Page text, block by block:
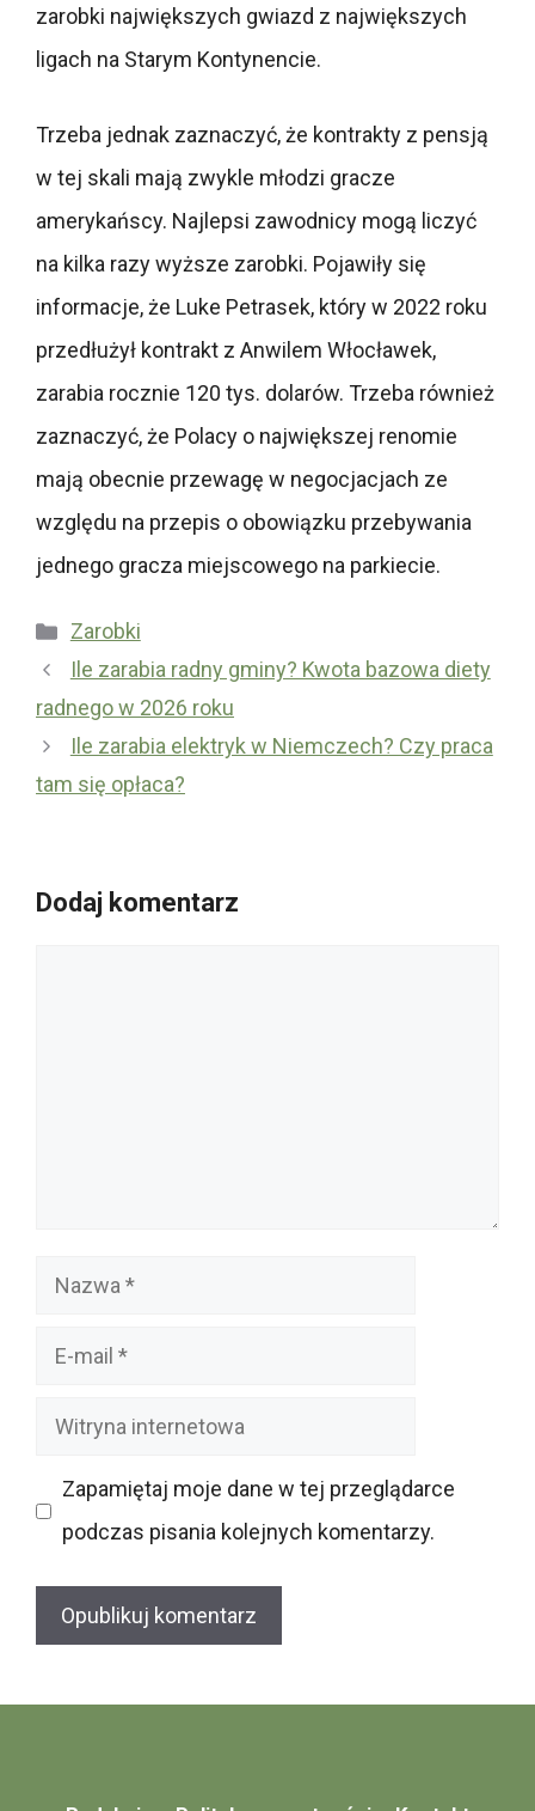
zarobki największych gwiazd z największych
ligach na Starym Kontynencie.
Trzeba jednak zaznaczyć, że kontrakty z pensją
w tej skali mają zwykle młodzi gracze
amerykańscy. Najlepsi zawodnicy mogą liczyć
na kilka razy wyższe zarobki. Pojawiły się
informacje, że Luke Petrasek, który w 2022 roku
przedłużył kontrakt z Anwilem Włocławek,
zarabia rocznie 120 tys. dolarów. Trzeba również
zaznaczyć, że Polacy o największej renomie
mają obecnie przewagę w negocjacjach ze
względu na przepis o obowiązku przebywania
jednego gracza miejscowego na parkiecie.
Kategorie
Zarobki
Ile zarabia radny gminy? Kwota bazowa diety
radnego w 2026 roku
Ile zarabia elektryk w Niemczech? Czy praca
tam się opłaca?
Dodaj komentarz
Nazwa
Witryna
Zapamiętaj moje dane w tej przeglądarce
podczas pisania kolejnych komentarzy.